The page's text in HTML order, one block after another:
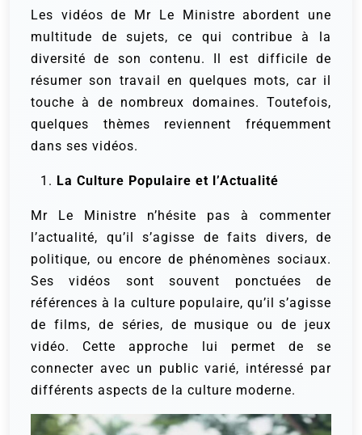
Les vidéos de Mr Le Ministre abordent une
multitude de sujets, ce qui contribue à la
diversité de son contenu. Il est difficile de
résumer son travail en quelques mots, car il
touche à de nombreux domaines. Toutefois,
quelques thèmes reviennent fréquemment
dans ses vidéos.
La Culture Populaire et l’Actualité
Mr Le Ministre n’hésite pas à commenter
l’actualité, qu’il s’agisse de faits divers, de
politique, ou encore de phénomènes sociaux.
Ses vidéos sont souvent ponctuées de
références à la culture populaire, qu’il s’agisse
de films, de séries, de musique ou de jeux
vidéo. Cette approche lui permet de se
connecter avec un public varié, intéressé par
différents aspects de la culture moderne.